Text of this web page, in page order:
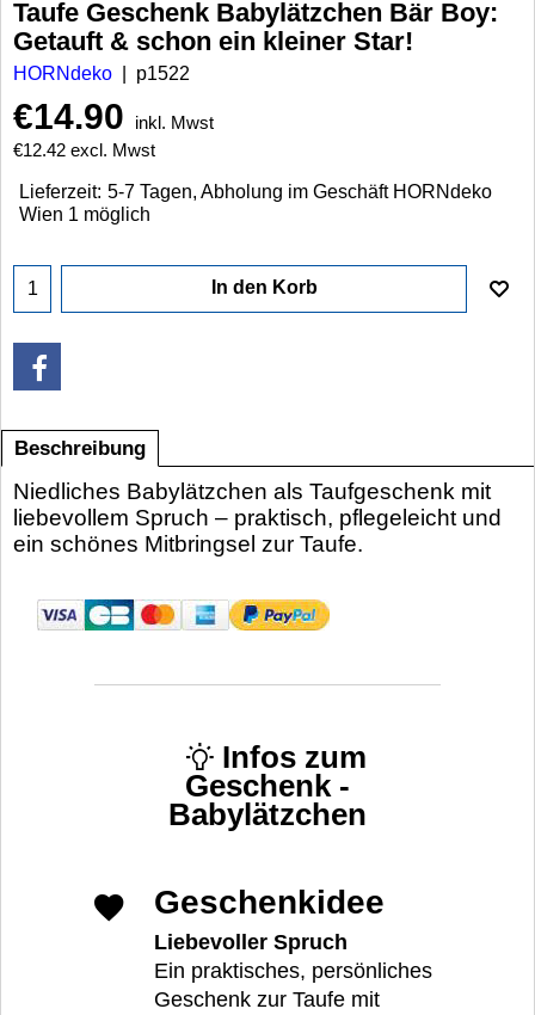
Taufe Geschenk Babylätzchen Bär Boy:
Getauft & schon ein kleiner Star!
HORNdeko p1522
€14.90
inkl. Mwst
€12.42 excl. Mwst
Lieferzeit: 5-7 Tagen, Abholung im Geschäft HORNdeko
Wien 1 möglich
In den Korb
Beschreibung
Niedliches Babylätzchen als Taufgeschenk mit
liebevollem Spruch – praktisch, pflegeleicht und
ein schönes Mitbringsel zur Taufe.
Infos zum
Geschenk -
Babylätzchen
Geschenkidee
Liebevoller Spruch
Ein praktisches, persönliches
Geschenk zur Taufe mit